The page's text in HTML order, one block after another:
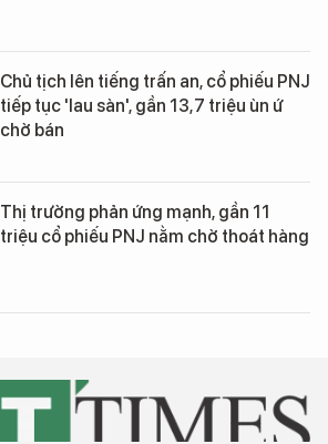
Chủ tịch lên tiếng trấn an, cổ phiếu PNJ
tiếp tục 'lau sàn', gần 13,7 triệu ùn ứ
chờ bán
Thị trường phản ứng mạnh, gần 11
triệu cổ phiếu PNJ nằm chờ thoát hàng